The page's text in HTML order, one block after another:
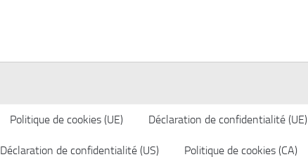
Politique de cookies (UE) Déclaration de confidentialité (UE)
Déclaration de confidentialité (US) Politique de cookies (CA)